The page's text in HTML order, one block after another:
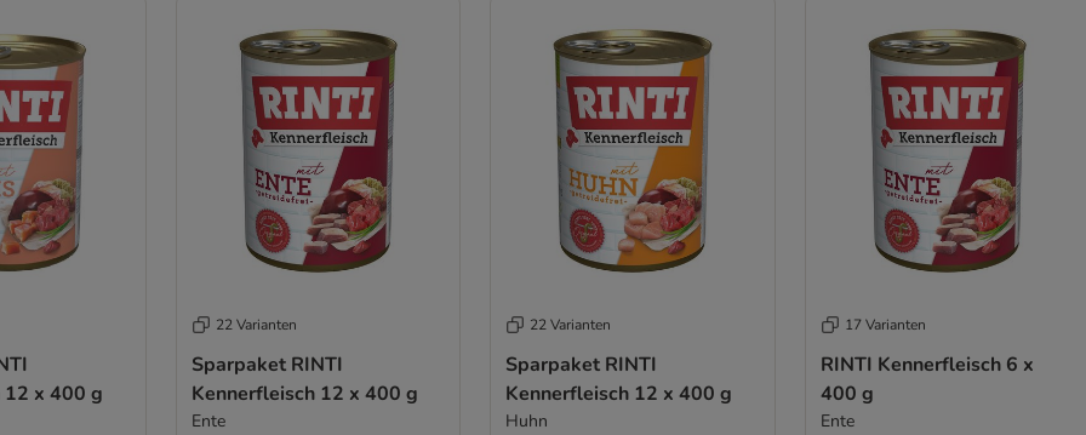
12 x 400 g
22 Varianten
Sparpaket RINTI
Kennerfleisch 12 x 400 g
Ente
22 Varianten
Sparpaket RINTI
Kennerfleisch 12 x 400 g
Huhn
17 Varianten
RINTI Kennerfleisch 6 x
400 g
Ente